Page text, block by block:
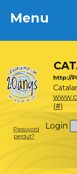
Menu
http://
(#)
Login
Password
perdut?
Menu